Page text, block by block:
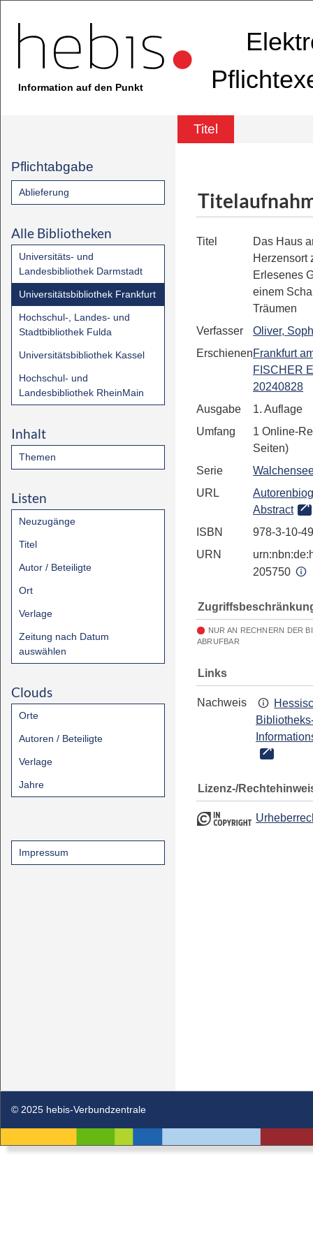
Information auf den Punkt
Titel
Pflichtabgabe
Ablieferung
Alle Bibliotheken
Universitäts- und
Landesbibliothek Darmstadt
Universitätsbibliothek Frankfurt
Hochschul-, Landes- und
Stadtbibliothek Fulda
Universitätsbibliothek Kassel
Hochschul- und
Landesbibliothek RheinMain
Inhalt
Themen
Listen
Neuzugänge
Titel
Autor / Beteiligte
Ort
Verlage
Zeitung nach Datum
auswählen
Clouds
Orte
Autoren / Beteiligte
Verlage
Jahre
Impressum
Titel
Das Haus
Herzensort
Erlesenes
einem
Träumen
Verfasser
Oliver,
ErschienenFrankfurt
FISCHER
20240828
Ausgabe
1. Auflage
Umfang
1 Online-
Seiten)
Serie
URL
Abstract
ISBN
978-3-10-
URN
205750
NUR AN RECHNERN DER
ABRUFBAR
Links
Nachweis
Lizenz-/
© 2025 hebis-Verbundzentrale